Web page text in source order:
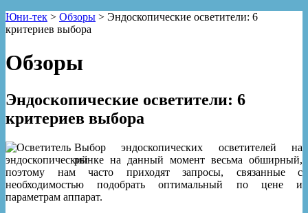
Юни-тек > Обзоры > Эндоскопические осветители: 6
критериев выбора
Обзоры
Эндоскопические осветители: 6
критериев выбора
Выбор эндоскопических осветителей на
рынке на данный момент весьма обширный,
поэтому нам часто приходят запросы, связанные с
необходимостью подобрать оптимальный по цене и
параметрам аппарат.